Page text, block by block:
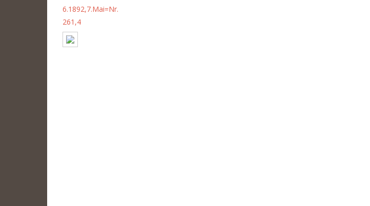
6.1892,7.Mai=Nr.
261,4